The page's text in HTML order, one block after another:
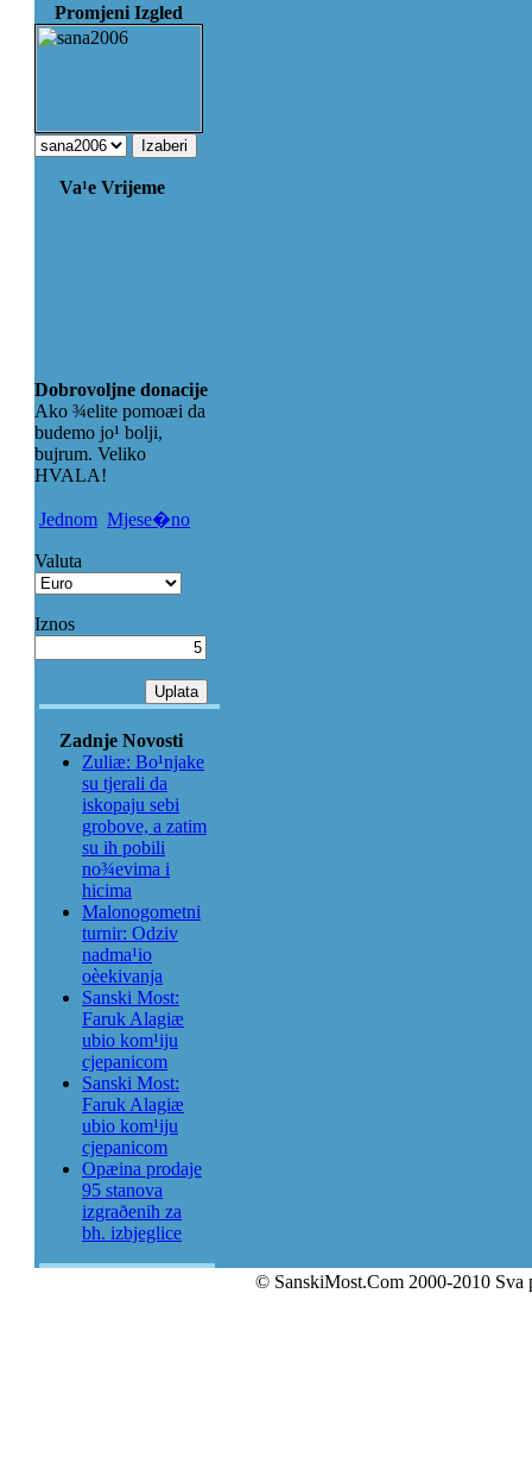
Promjeni Izgled
Va¹e Vrijeme
Dobrovoljne donacije
Ako ¾elite pomoæi da
budemo jo¹ bolji,
bujrum. Veliko
HVALA!
Jednom Mjese�no
Valuta
Iznos
Zadnje Novosti
Zuliæ: Bo¹njake
su tjerali da
iskopaju sebi
grobove, a zatim
su ih pobili
no¾evima i
hicima
Malonogometni
turnir: Odziv
nadma¹io
oèekivanja
Sanski Most:
Faruk Alagiæ
ubio kom¹iju
cjepanicom
Sanski Most:
Faruk Alagiæ
ubio kom¹iju
cjepanicom
Opæina prodaje
95 stanova
izgraðenih za
bh. izbjeglice
© SanskiMost.Com 2000-2010